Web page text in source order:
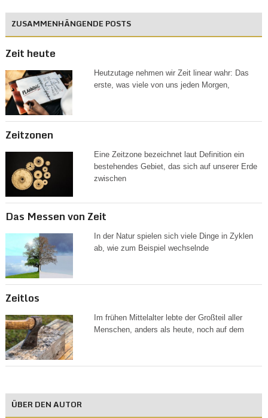
Zeit heute
Heutzutage nehmen wir Zeit linear wahr: Das
erste, was viele von uns jeden Morgen,
Zeitzonen
Eine Zeitzone bezeichnet laut Definition ein
bestehendes Gebiet, das sich auf unserer Erde
zwischen
Das Messen von Zeit
In der Natur spielen sich viele Dinge in Zyklen
ab, wie zum Beispiel wechselnde
Zeitlos
Im frühen Mittelalter lebte der Großteil aller
Menschen, anders als heute, noch auf dem